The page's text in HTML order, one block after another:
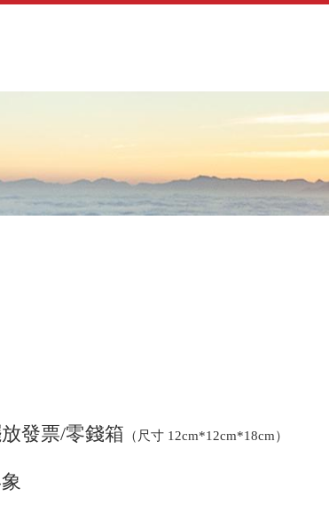
發票/零錢箱 （尺寸 12cm*12cm*18cm）